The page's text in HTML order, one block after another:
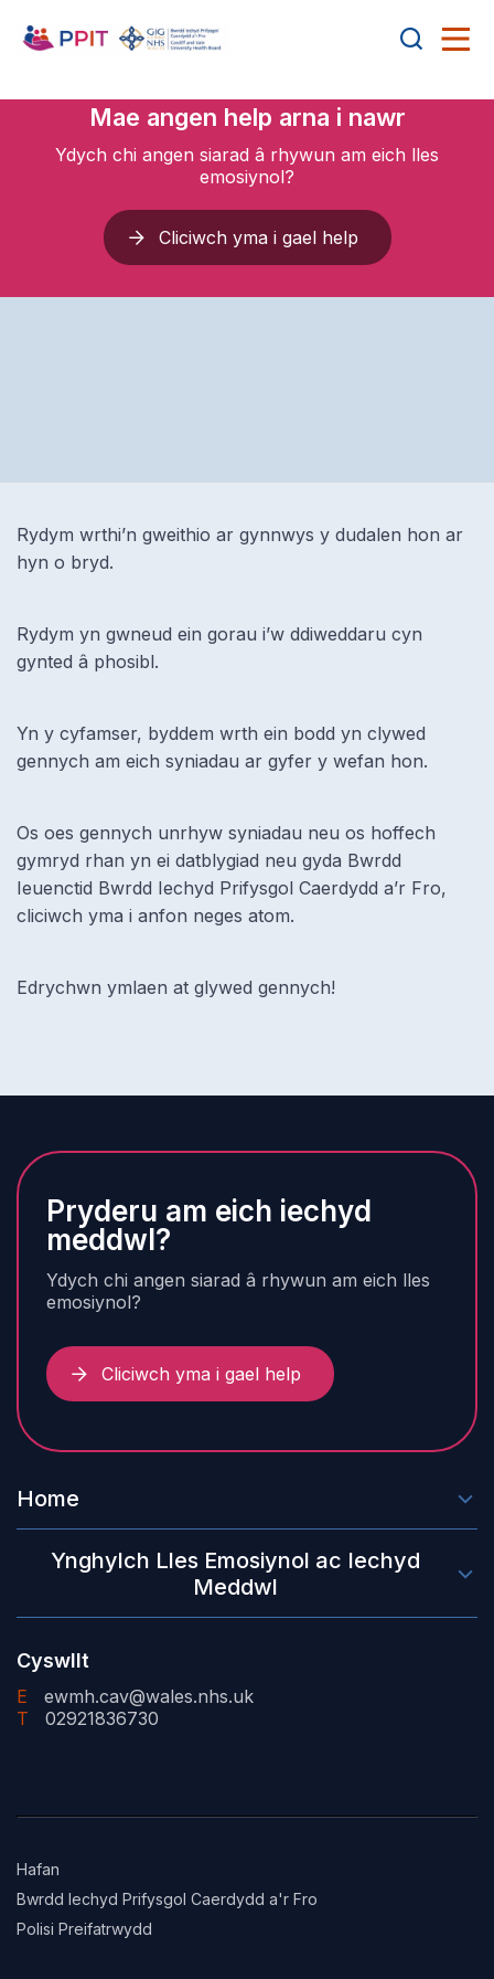
Mae angen help arna i nawr
Ydych chi angen siarad â rhywun am eich lles
emosiynol?
Cliciwch yma i gael help
Rydym wrthi’n gweithio ar gynnwys y dudalen hon ar
hyn o bryd.
Rydym yn gwneud ein gorau i’w ddiweddaru cyn
gynted â phosibl.
Yn y cyfamser, byddem wrth ein bodd yn clywed
gennych am eich syniadau ar gyfer y wefan hon.
Os oes gennych unrhyw syniadau neu os hoffech
gymryd rhan yn ei datblygiad neu gyda Bwrdd
Ieuenctid Bwrdd Iechyd Prifysgol Caerdydd a’r Fro,
cliciwch yma i anfon neges atom.
Edrychwn ymlaen at glywed gennych!
Pryderu am eich iechyd
meddwl?
Ydych chi angen siarad â rhywun am eich lles
emosiynol?
Cliciwch yma i gael help
Home
Ynghylch Lles Emosiynol ac Iechyd
Meddwl
Cyswllt
E
ewmh.cav@wales.nhs.uk
T
02921836730
Hafan
Bwrdd Iechyd Prifysgol Caerdydd a'r Fro
Polisi Preifatrwydd